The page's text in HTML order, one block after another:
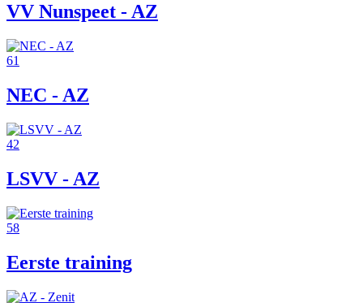
VV Nunspeet - AZ
61
NEC - AZ
42
LSVV - AZ
58
Eerste training